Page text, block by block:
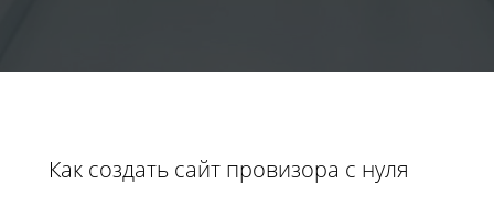
Как создать сайт провизора с нуля